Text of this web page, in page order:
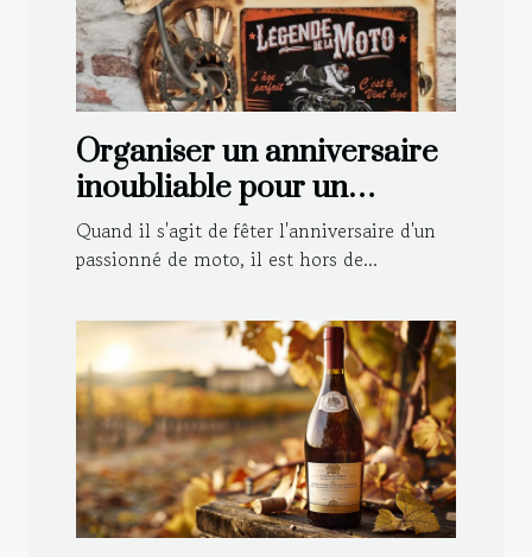
Organiser un anniversaire
inoubliable pour un
motard : astuces et idées
déco
Quand il s'agit de fêter l'anniversaire d'un
passionné de moto, il est hors de...